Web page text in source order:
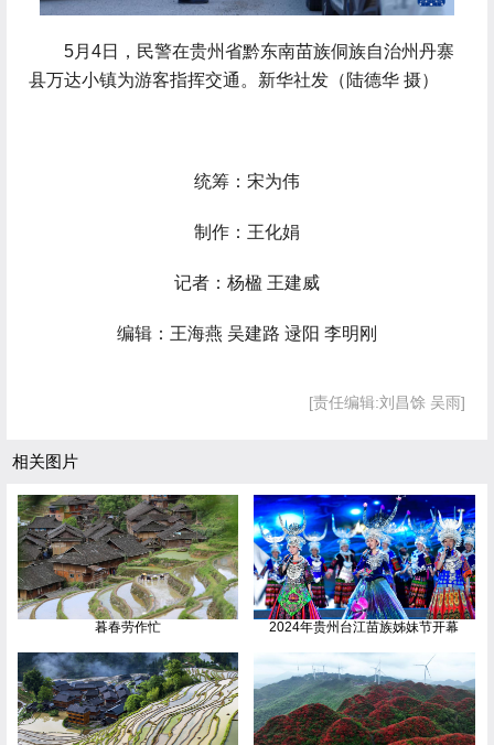
5月4日，民警在贵州省黔东南苗族侗族自治州丹寨
县万达小镇为游客指挥交通。新华社发（陆德华 摄）
统筹：宋为伟
制作：王化娟
记者：杨楹 王建威
编辑：王海燕 吴建路 逯阳 李明刚
[责任编辑:刘昌馀 吴雨]
相关图片
暮春劳作忙 2024年贵州台江苗族姊妹节开幕